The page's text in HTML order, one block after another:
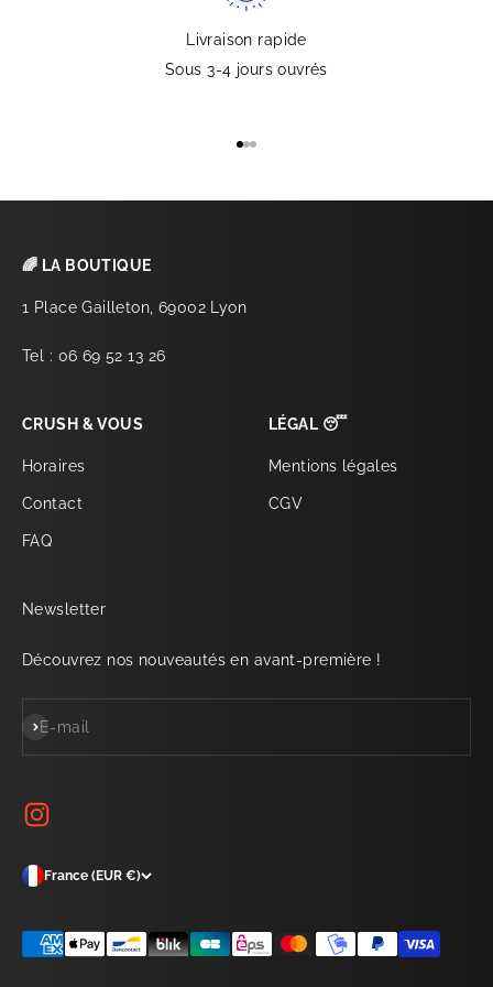
Livraison rapide
Sous 3-4 jours ouvrés
🌈 LA BOUTIQUE
1 Place Gailleton, 69002 Lyon
Tel : 06 69 52 13 26
CRUSH & VOUS
Horaires
Contact
FAQ
LÉGAL 😴
Mentions légales
CGV
Newsletter
Découvrez nos nouveautés en avant-première !
E-mail
S'inscrire
France (EUR €)